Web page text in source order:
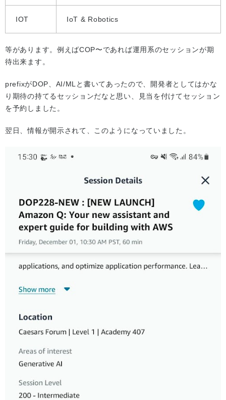
IOT IoT & Robotics
等があります。例えばCOP〜であれば運用系のセッションが期
待出来ます。
prefixがDOP、AI/MLと書いてあったので、開発者としてはかな
り期待の持てるセッションだなと思い、見当を付けてセッション
を予約しました。
翌日、情報が開示されて、このようになっていました。